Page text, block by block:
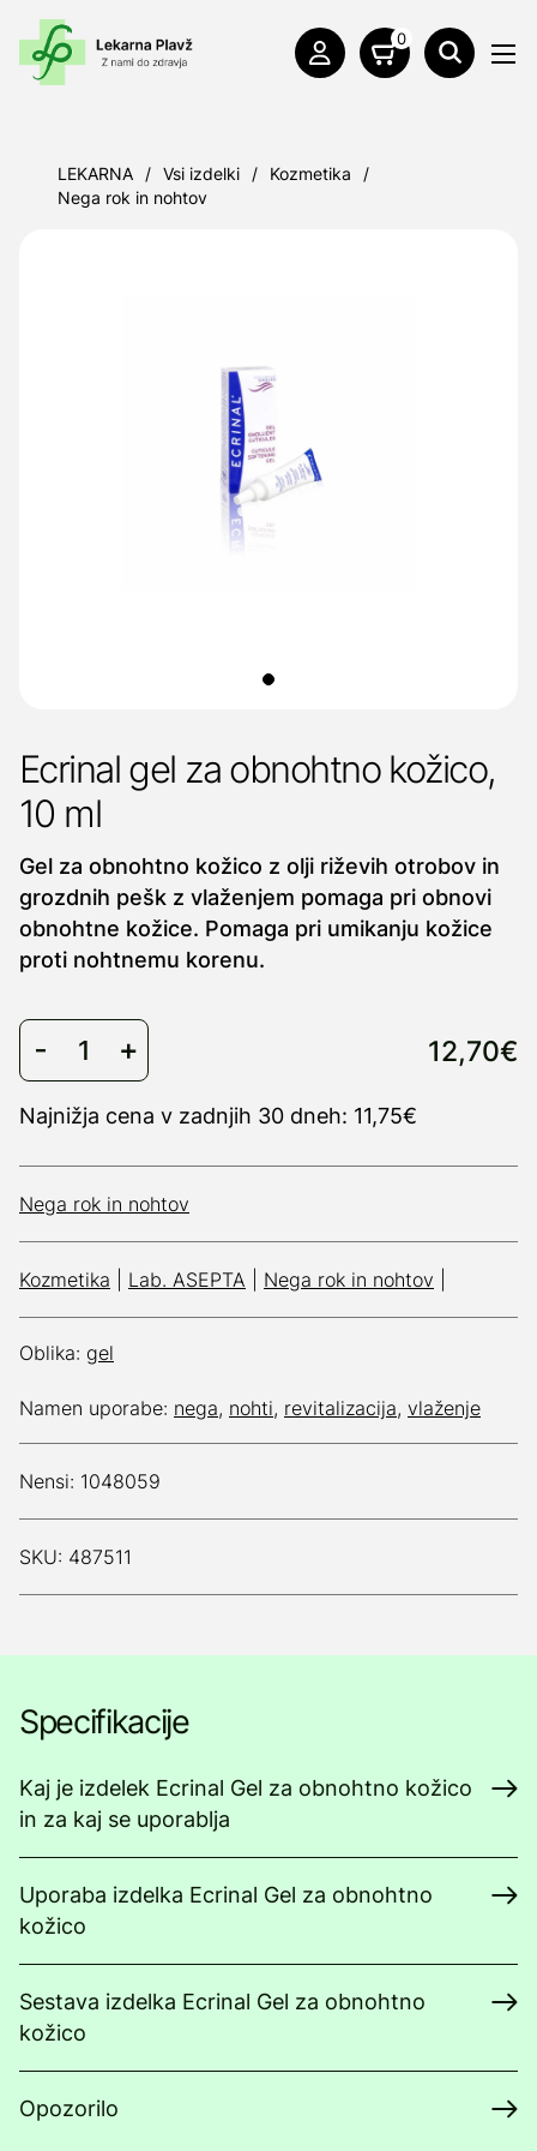
0
LEKARNA / Vsi izdelki / Kozmetika
/
Nega rok in nohtov
Ecrinal gel za obnohtno kožico,
10 ml
Gel za obnohtno kožico z olji riževih otrobov in
grozdnih pešk z vlaženjem pomaga pri obnovi
obnohtne kožice. Pomaga pri umikanju kožice
proti nohtnemu korenu.
12,70€
Najnižja cena v zadnjih 30 dneh: 11,75€
Nega rok in nohtov
Kozmetika Lab. ASEPTA Nega rok in nohtov
Oblika: gel
Namen uporabe: nega, nohti, revitalizacija, vlaženje
Nensi: 1048059
SKU: 487511
Specifikacije
Kaj je izdelek Ecrinal Gel za obnohtno kožico
in za kaj se uporablja
Uporaba izdelka Ecrinal Gel za obnohtno
kožico
Sestava izdelka Ecrinal Gel za obnohtno
kožico
Opozorilo